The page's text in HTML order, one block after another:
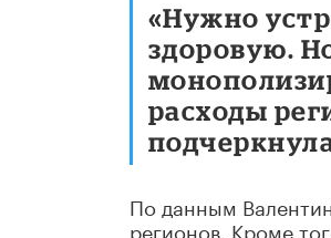
«Нужно
здоровую.
расходы
По данным
регионов. Кроме